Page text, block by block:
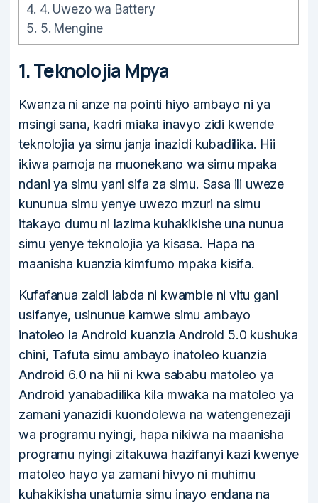
4. 4. Uwezo wa Battery
5. 5. Mengine
1. Teknolojia Mpya
Kwanza ni anze na pointi hiyo ambayo ni ya
msingi sana, kadri miaka inavyo zidi kwende
teknolojia ya simu janja inazidi kubadilika. Hii
ikiwa pamoja na muonekano wa simu mpaka
ndani ya simu yani sifa za simu. Sasa ili uweze
kununua simu yenye uwezo mzuri na simu
itakayo dumu ni lazima kuhakikishe una nunua
simu yenye teknolojia ya kisasa. Hapa na
maanisha kuanzia kimfumo mpaka kisifa.
Kufafanua zaidi labda ni kwambie ni vitu gani
usifanye, usinunue kamwe simu ambayo
inatoleo la Android kuanzia Android 5.0 kushuka
chini, Tafuta simu ambayo inatoleo kuanzia
Android 6.0 na hii ni kwa sababu matoleo ya
Android yanabadilika kila mwaka na matoleo ya
zamani yanazidi kuondolewa na watengenezaji
wa programu nyingi, hapa nikiwa na maanisha
programu nyingi zitakuwa hazifanyi kazi kwenye
matoleo hayo ya zamani hivyo ni muhimu
kuhakikisha unatumia simu inayo endana na